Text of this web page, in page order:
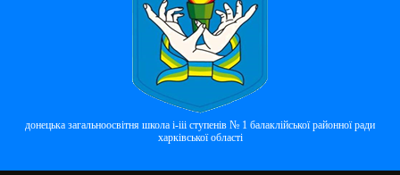
донецька загальноосвітня школа і-ііі ступенів № 1 балаклійської районної ради
харківської області